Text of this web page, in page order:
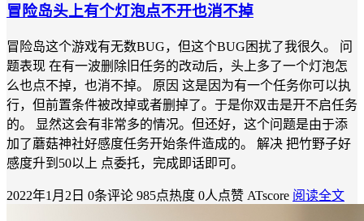
冒险岛头上有个灯泡点不开也消不掉
冒险岛这个游戏有无数BUG，但这个BUG困扰了我很久。 问
题表现 在有一波删除旧任务的改动后，头上多了一个灯泡怎
么也点不掉，也消不掉。 原因 这是因为有一个任务你可以执
行，但前置条件被改掉或者删掉了。于是你双击是开不启任务
的。 显然这会有非常多的情况。但还好，这个问题是由于添
加了蘑菇神社好感度任务开始条件造成的。 解决 把竹野子好
感度升到50以上 点委托，完成即话即可。
2022年1月2日 0条评论 985点热度 0人点赞 ATscore 阅读全文